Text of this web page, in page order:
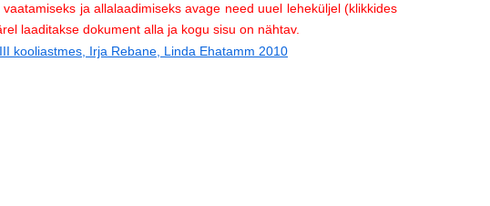
vaatamiseks ja allalaadimiseks avage need uuel leheküljel (klikkides
laaditakse dokument alla ja kogu sisu on nähtav.
kooliastmes, Irja Rebane, Linda Ehatamm 2010